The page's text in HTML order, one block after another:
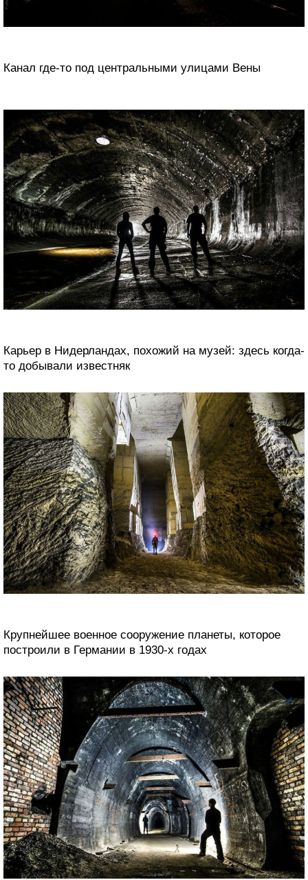
Канал где-то под центральными улицами Вены
Карьер в Нидерландах, похожий на музей: здесь когда-
то добывали известняк
Крупнейшее военное сооружение планеты, которое
построили в Германии в 1930-х годах